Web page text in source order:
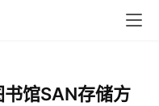
馆SAN存储方